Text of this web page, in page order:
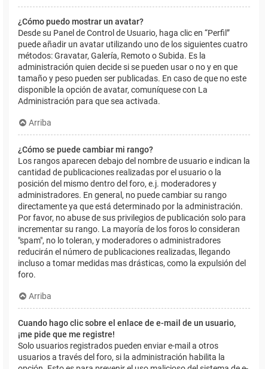
¿Cómo puedo mostrar un avatar?
Desde su Panel de Control de Usuario, haga clic en “Perfil”
puede añadir un avatar utilizando uno de los siguientes cuatro
métodos: Gravatar, Galería, Remoto o Subida. Es la
administración quien decide si se pueden usar o no y en que
tamaño y peso pueden ser publicadas. En caso de que no este
disponible la opción de avatar, comuníquese con La
Administración para que sea activada.
Arriba
¿Cómo se puede cambiar mi rango?
Los rangos aparecen debajo del nombre de usuario e indican la
cantidad de publicaciones realizadas por el usuario o la
posición del mismo dentro del foro, e.j. moderadores y
administradores. En general, no puede cambiar su rango
directamente ya que está determinado por la administración.
Por favor, no abuse de sus privilegios de publicación solo para
incrementar su rango. La mayoría de los foros lo consideran
"spam", no lo toleran, y moderadores o administradores
reducirán el número de publicaciones realizadas, llegando
incluso a tomar medidas mas drásticas, como la expulsión del
foro.
Arriba
Cuando hago clic sobre el enlace de e-mail de un usuario,
¡me pide que me registre!
Solo usuarios registrados pueden enviar e-mail a otros
usuarios a través del foro, si la administración habilita la